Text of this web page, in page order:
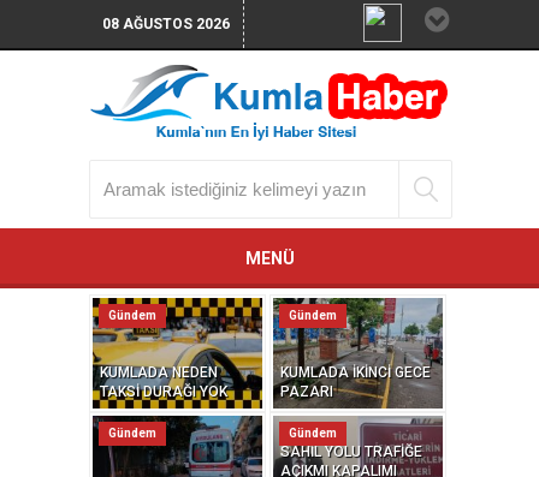
08 AĞUSTOS 2026
MENÜ
KUMLADA NEDEN
TAKSİ DURAĞI YOK
Gündem
KUMLADA İKİNCİ GECE
PAZARI
Gündem
Gündem
SAHİL YOLU TRAFİĞE
AÇIKMI KAPALIMI
Gündem